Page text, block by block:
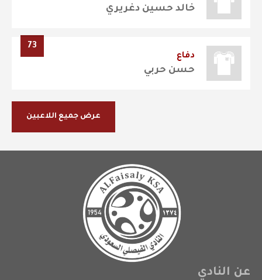
خالد حسين دغريري
73
دفاع
حسن حربي
عرض جميع اللاعبين
عن النادي